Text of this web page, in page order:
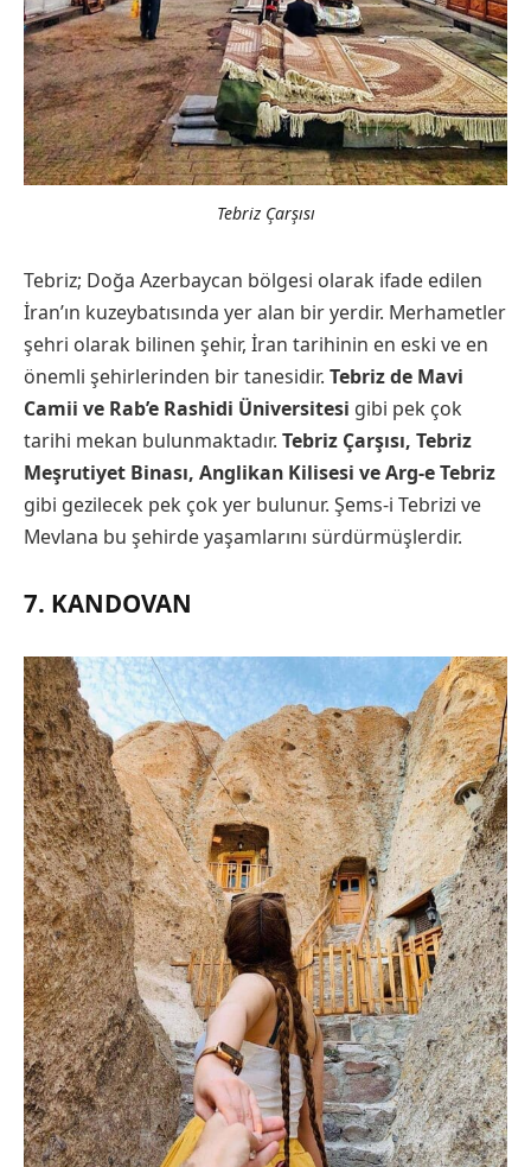
Tebriz Çarşısı
Tebriz; Doğa Azerbaycan bölgesi olarak ifade edilen
İran’ın kuzeybatısında yer alan bir yerdir. Merhametler
şehri olarak bilinen şehir, İran tarihinin en eski ve en
önemli şehirlerinden bir tanesidir. Tebriz de Mavi
Camii ve Rab’e Rashidi Üniversitesi gibi pek çok
tarihi mekan bulunmaktadır. Tebriz Çarşısı, Tebriz
Meşrutiyet Binası, Anglikan Kilisesi ve Arg-e Tebriz
gibi gezilecek pek çok yer bulunur. Şems-i Tebrizi ve
Mevlana bu şehirde yaşamlarını sürdürmüşlerdir.
7. KANDOVAN